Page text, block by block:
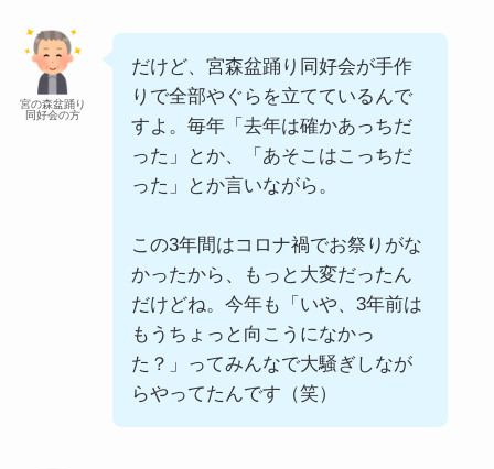
宮の森盆踊り
同好会の方
だけど、宮森盆踊り同好会が手作
りで全部やぐらを立てているんで
すよ。毎年「去年は確かあっちだ
った」とか、「あそこはこっちだ
った」とか言いながら。
この3年間はコロナ禍でお祭りがな
かったから、もっと大変だったん
だけどね。今年も「いや、3年前は
もうちょっと向こうになかっ
た？」ってみんなで大騒ぎしなが
らやってたんです（笑）